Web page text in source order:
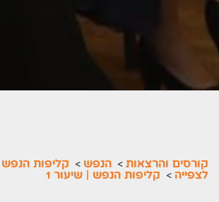
קורסים והרצאות > הנפש >
לצפייה > קליפות הנפש | שיעור 1